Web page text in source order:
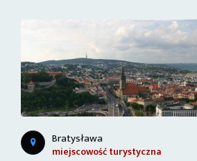
Bratysława
miejscowość turystyczna